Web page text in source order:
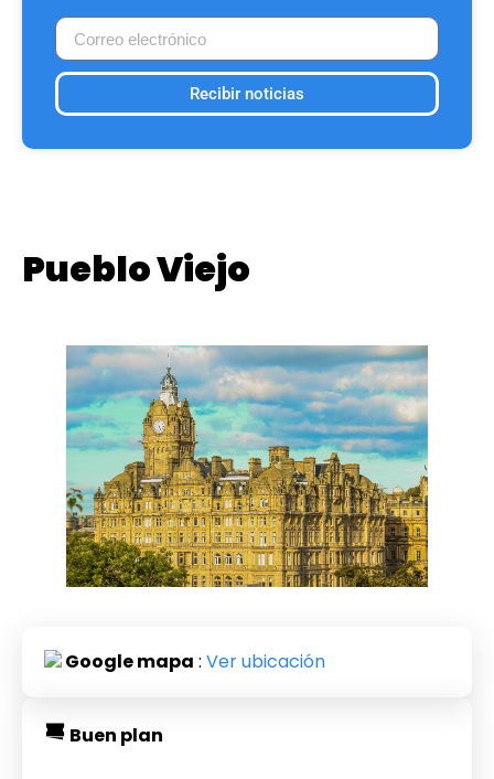
Recibir noticias
Pueblo Viejo
Google mapa : Ver ubicación
Buen plan